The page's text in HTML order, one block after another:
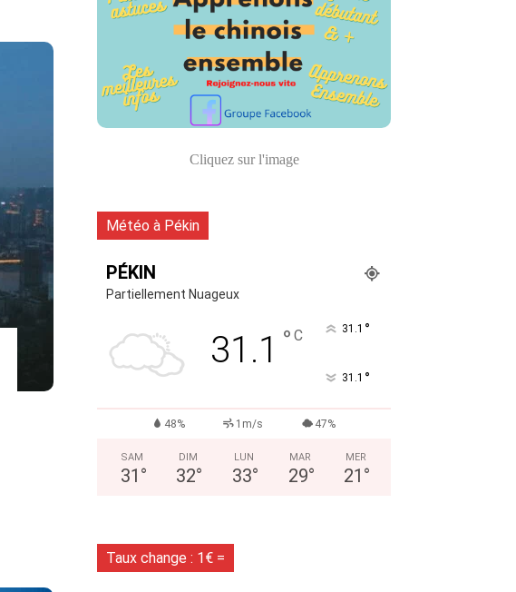
Cliquez sur l'image
Météo à Pékin
PÉKIN
Partiellement Nuageux
31.1 ° C 31.1 °
31.1 °
48% 1m/s 47%
SAM
31 °
DIM
32°
LUN
33°
MAR
29°
MER
21 °
Taux change : 1€ =